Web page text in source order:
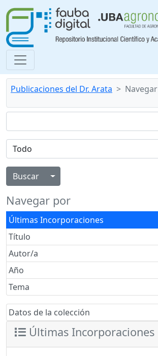
Publicaciones del Dr. Arata Navegar
Alternar menú desplegable
Navegar por
Últimas Incorporaciones
Título
Autor/a
Año
Tema
Datos de la colección
Últimas Incorporaciones